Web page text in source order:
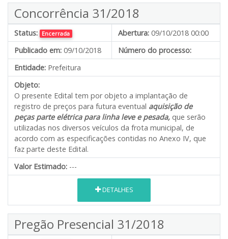
Concorrência 31/2018
Status: Encerrada Abertura: 09/10/2018 00:00
Publicado em: 09/10/2018
Número do processo:
Entidade: Prefeitura
Objeto:
O presente Edital tem por objeto a implantação de
registro de preços para futura eventual aquisição de
peças parte elétrica para linha leve e pesada, que serão
utilizadas nos diversos veículos da frota municipal, de
acordo com as especificações contidas no Anexo IV, que
faz parte deste Edital.
Valor Estimado: ---
DETALHES
Pregão Presencial 31/2018